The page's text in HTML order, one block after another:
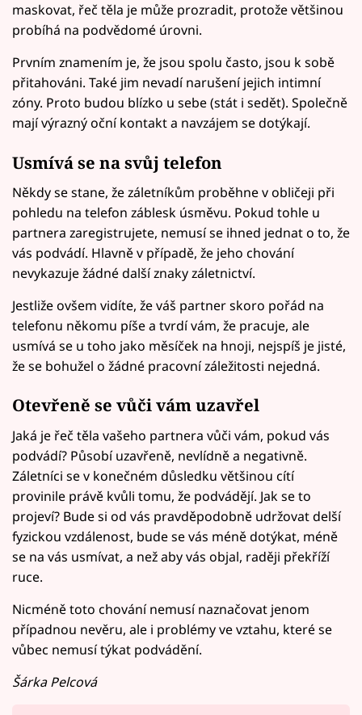
maskovat, řeč těla je může prozradit, protože většinou
probíhá na podvědomé úrovni.
Prvním znamením je, že jsou spolu často, jsou k sobě
přitahováni. Také jim nevadí narušení jejich intimní
zóny. Proto budou blízko u sebe (stát i sedět). Společně
mají výrazný oční kontakt a navzájem se dotýkají.
Usmívá se na svůj telefon
Někdy se stane, že záletníkům proběhne v obličeji při
pohledu na telefon záblesk úsměvu. Pokud tohle u
partnera zaregistrujete, nemusí se ihned jednat o to, že
vás podvádí. Hlavně v případě, že jeho chování
nevykazuje žádné další znaky záletnictví.
Jestliže ovšem vidíte, že váš partner skoro pořád na
telefonu někomu píše a tvrdí vám, že pracuje, ale
usmívá se u toho jako měsíček na hnoji, nejspíš je jisté,
že se bohužel o žádné pracovní záležitosti nejedná.
Otevřeně se vůči vám uzavřel
Jaká je řeč těla vašeho partnera vůči vám, pokud vás
podvádí? Působí uzavřeně, nevlídně a negativně.
Záletníci se v konečném důsledku většinou cítí
provinile právě kvůli tomu, že podvádějí. Jak se to
projeví? Bude si od vás pravděpodobně udržovat delší
fyzickou vzdálenost, bude se vás méně dotýkat, méně
se na vás usmívat, a než aby vás objal, raději překříží
ruce.
Nicméně toto chování nemusí naznačovat jenom
případnou nevěru, ale i problémy ve vztahu, které se
vůbec nemusí týkat podvádění.
Šárka Pelcová